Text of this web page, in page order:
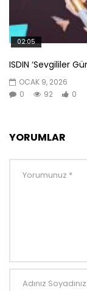
02:05
ISDIN ‘Sevgililer
OCAK 9, 2026
0
92 0
YORUMLAR